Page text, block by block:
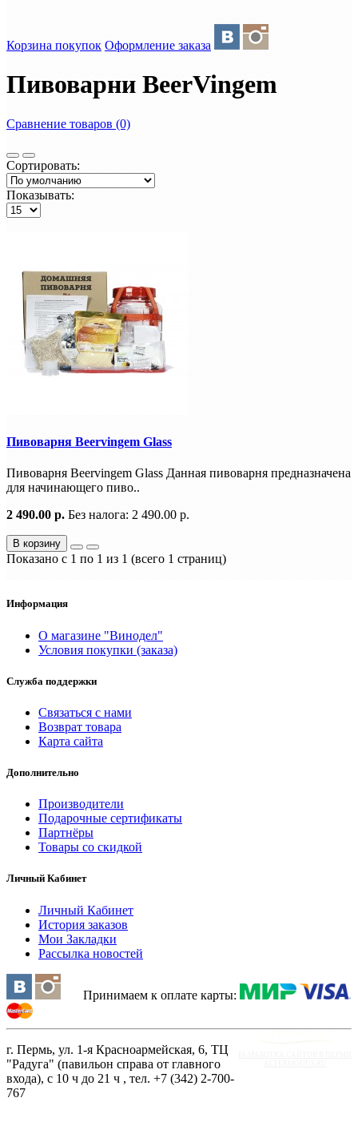
Корзина покупок Оформление заказа
Пивоварни BeerVingem
Сравнение товаров (0)
Сортировать:
Показывать:
Пивоварня Beervingem Glass
Пивоварня Beervingem Glass Данная пивоварня предназначена
для начинающего пиво..
2 490.00 р. Без налога: 2 490.00 р.
В корзину
Показано с 1 по 1 из 1 (всего 1 страниц)
Информация
О магазине "Винодел"
Условия покупки (заказа)
Служба поддержки
Связаться с нами
Возврат товара
Карта сайта
Дополнительно
Производители
Подарочные сертификаты
Партнёры
Товары со скидкой
Личный Кабинет
Личный Кабинет
История заказов
Мои Закладки
Рассылка новостей
Принимаем к оплате карты:
г. Пермь, ул. 1-я Красноармейская, 6, ТЦ
"Радуга" (павильон справа от главного
входа), с 10 ч до 21 ч , тел. +7 (342) 2-700-
767